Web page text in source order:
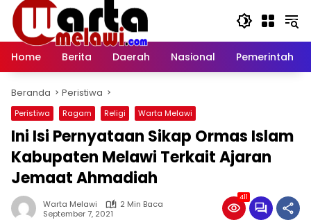
Langsung
konten
Home
Berita Daerah Nasional Pemerintah
Beranda Peristiwa
Peristiwa Ragam Religi Warta Melawi
Ini Isi Pernyataan Sikap Ormas Islam
Kabupaten Melawi Terkait Ajaran
Jemaat Ahmadiah
Warta Melawi
2 Min Baca
September 7, 2021
411